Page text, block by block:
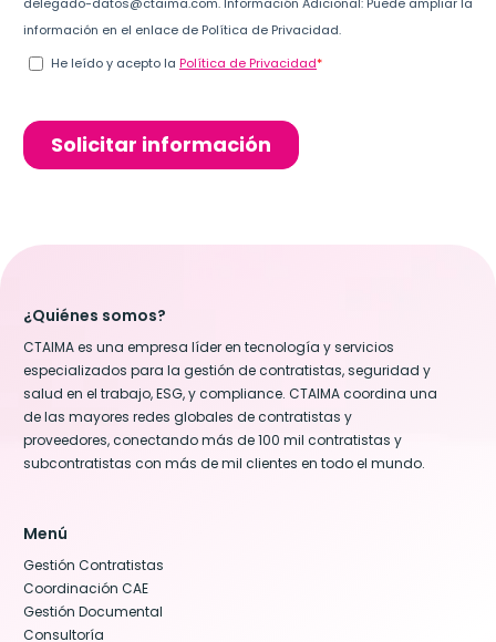
¿Quiénes somos?
CTAIMA es una empresa líder en tecnología y servicios
especializados para la gestión de contratistas, seguridad y
salud en el trabajo, ESG, y compliance. CTAIMA coordina una
de las mayores redes globales de contratistas y
proveedores, conectando más de 100 mil contratistas y
subcontratistas con más de mil clientes en todo el mundo.
Menú
Gestión Contratistas
Coordinación CAE
Gestión Documental
Consultoría